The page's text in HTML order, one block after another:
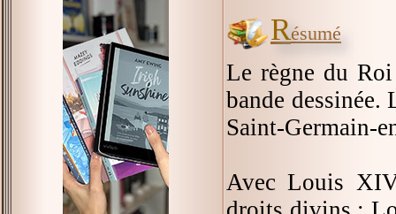
Résumé
Le règne du
bande dessinée.
Saint-Germain-
Avec Louis